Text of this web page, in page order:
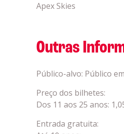
Apex Skies
Outras
Público-alvo: Público
Preço dos bilhetes:
Dos 11 aos 25 anos:
Entrada gratuita: